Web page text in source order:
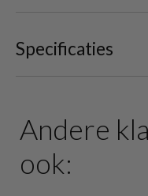
Specificaties
Andere
ook: